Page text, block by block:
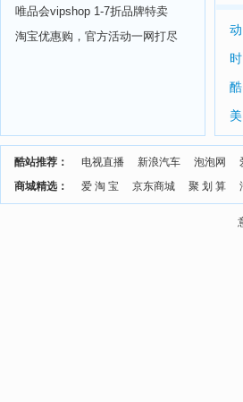
唯品会vipshop 1-7折品牌特卖
淘宝优惠购，官方活动一网打尽
酷站推荐： 电视直播 新浪汽车 泡泡网
商城精选：
爱 淘 宝 京东商城 聚 划 算